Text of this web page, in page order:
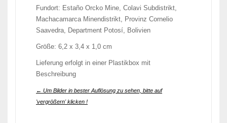
Fundort: Estaño Orcko Mine, Colavi Subdistrikt,
Machacamarca Minendistrikt, Provinz Cornelio
Saavedra, Department Potosí, Bolivien
Größe: 6,2 x 3,4 x 1,0 cm
Lieferung erfolgt in einer Plastikbox mit
Beschreibung
← Um Bilder in bester Auflösung zu sehen, bitte auf
'vergrößern' klicken !